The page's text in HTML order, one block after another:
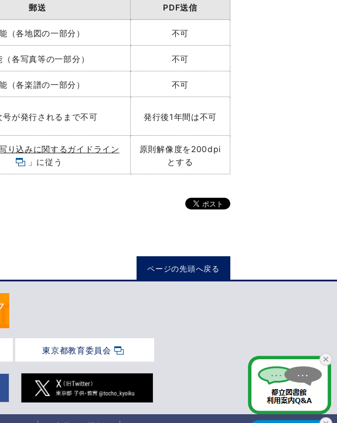
郵送 PDF送信
（各地図の一部分） 不可
（各写真等の一部分） 不可
（各楽譜の一部分） 不可
号が発行されるまで不可 発行後1年間は不可
り込みに関するガイドライン
」に従う
原則解像度を200dpi
とする
ページの先頭へ戻る
東京都教育委員会